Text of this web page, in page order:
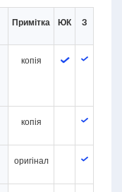
Примітка ЮК З
копія
копія
оригінал